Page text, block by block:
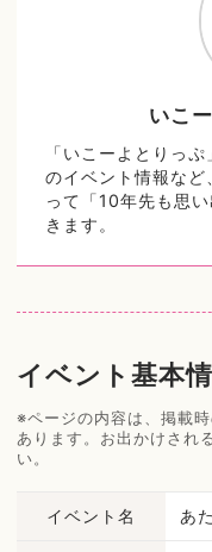
いこ
「いこーよとりっ
のイベント情報など
って「10年先も思
きます。
イベント基本
※ページの内容は、掲載
あります。お出かけされ
い。
イベント名 あ